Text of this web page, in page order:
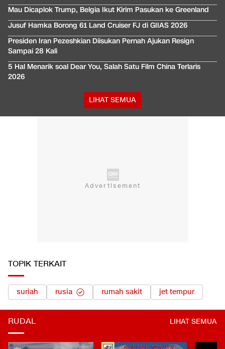
Mau Dicaplok Trump, Belgia Ikut Kirim Pasukan ke Greenland
Jusuf Hamka Borong 61 Land Cruiser FJ di GIIAS 2026
Presiden Iran Pezeshkian Diisukan Pernah Ajukan Resign
Sampai 28 Kali
5 Hal Menarik soal Dear You, Salah Satu Film China Terlaris
2026
LIHAT SEMUA
TOPIK TERKAIT
suriah rusia rumah sakit jet tempur
RUDAL LIHAT SEMUA